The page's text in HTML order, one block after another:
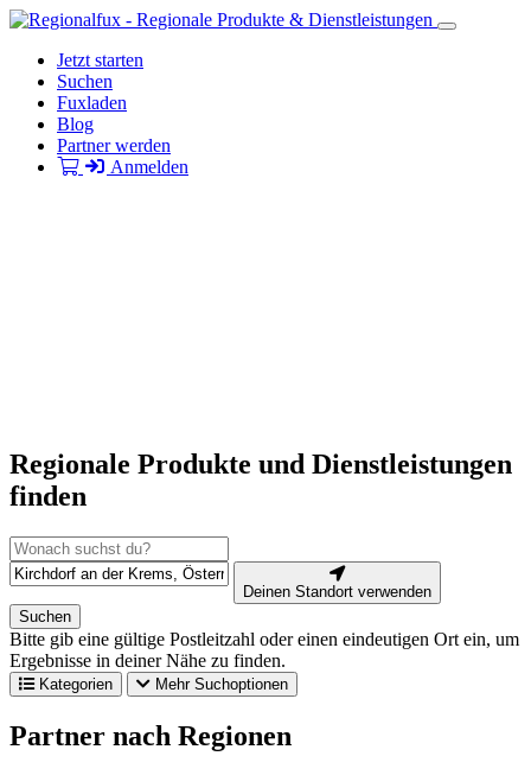
Jetzt starten
Suchen
Fuxladen
Blog
Partner werden
Anmelden
Regionale Produkte und Dienstleistungen
finden
Deinen Standort verwenden
Suchen
Bitte gib eine gültige Postleitzahl oder einen eindeutigen Ort ein, um
Ergebnisse in deiner Nähe zu finden.
Kategorien Mehr Suchoptionen
Partner nach Regionen